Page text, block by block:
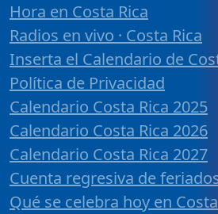
Hora en Costa Rica
Radios en vivo · Costa Rica
Inserta el Calendario de
Política de Privacidad
Calendario Costa Rica 2025
Calendario Costa Rica 2026
Calendario Costa Rica 2027
Cuenta regresiva de
Qué se celebra hoy en